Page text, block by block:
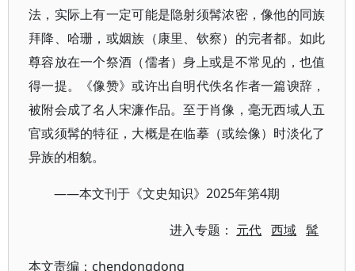
法，实际上有一定可能是隐射须髯浓密，像他的同族
拜降、哈珊，或姻族（康里、钦察）的完者都。如此
尊容放在一个祭酒（儒者）身上或是不常见的，也值
得一提。《像赞》或许出自明代佚名作者一篇谀辞，
被附会成了名人宋濂作品。至于肖像，毫无西域人五
官或须髯的特征，大概是在临摹（或绘像）时淡化了
异族的相貌。
——本文刊于《文史知识》2025年第4期
进入专题： 元代 西域 髯
本文责编： chendongdong